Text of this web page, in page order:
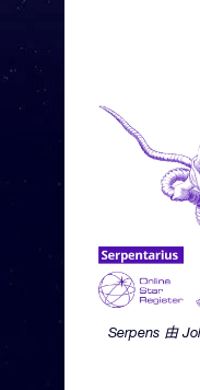
Serpens 由